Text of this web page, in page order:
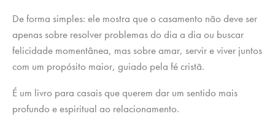
De forma simples: ele mostra que o casamento não deve ser
apenas sobre resolver problemas do dia a dia ou buscar
felicidade momentânea, mas sobre amar, servir e viver juntos
com um propósito maior, guiado pela fé cristã.
É um livro para casais que querem dar um sentido mais
profundo e espiritual ao relacionamento.